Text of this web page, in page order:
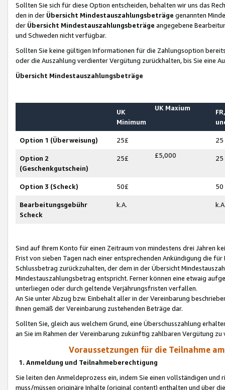
Sollten Sie sich für diese Option entscheiden, behalten wir uns das
den in der Übersicht Mindestauszahlungsbeträge genannten
der Übersicht Mindestauszahlungsbeträge angegebene
und Schweden nicht verfügbar.
Sollten Sie keine gültigen Informationen für die Zahlungsoption
oder die Auszahlung verdienter Vergütung zurückhalten, bis Sie
Übersicht Mindestauszahlungsbeträge
UK
Minimum
UK Maxium
Option 1 (Überweisung) 25£ 25
Option 2
(Geschenkgutschein)
25£ £5,000 25
Option 3 (Scheck) 50£ 50
Bearbeitungsgebühr
Scheck
k.A.
Sind auf Ihrem Konto für einen Zeitraum von mindestens drei Jahren
Frist von sieben Tagen nach einer entsprechenden Ankündigung die
Schlussbetrag zurückzuhalten, der dem in der Übersicht
Mindestauszahlungsbetrag entspricht. Ferner können eine etwaig
unterliegen oder durch geltende Verjährungsfristen verfallen.
An Sie unter Abzug bzw. Einbehalt aller in der Vereinbarung
Ihnen gemäß der Vereinbarung zustehenden Beträge dar.
Sollten Sie, gleich aus welchem Grund, eine Überschusszahlung
an Sie im Rahmen der Vereinbarung zukünftig zahlbaren Vergütung zu
Voraussetzungen für die Teilnahme
1. Anmeldung und Teilnahmeberechtigung
Sie leiten den Anmeldeprozess ein, indem Sie einen vollständigen
muss/müssen originäre Inhalte (original content) enthalten und über